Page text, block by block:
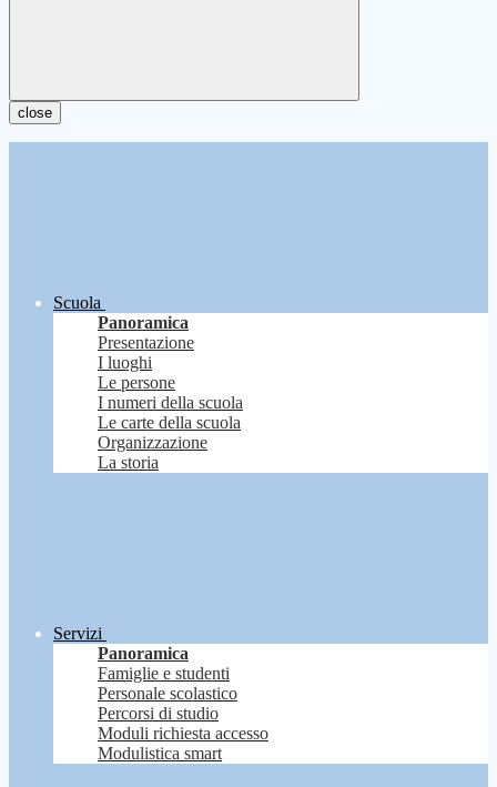
close
Scuola
Panoramica
Presentazione
I luoghi
Le persone
I numeri della scuola
Le carte della scuola
Organizzazione
La storia
Servizi
Panoramica
Famiglie e studenti
Personale scolastico
Percorsi di studio
Moduli richiesta accesso
Modulistica smart